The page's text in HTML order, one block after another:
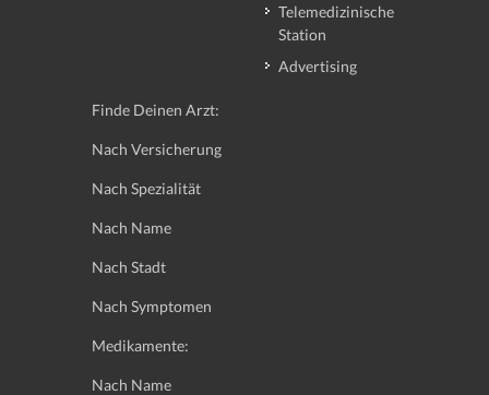
Telemedizinische
Station
Advertising
Finde Deinen Arzt:
Nach Versicherung
Nach Spezialität
Nach Name
Nach Stadt
Nach Symptomen
Medikamente:
Nach Name